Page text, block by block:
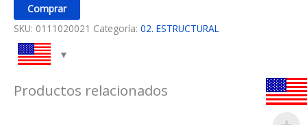
Comprar
SKU: 0111020021 Categoría: 02. ESTRUCTURAL
Productos relacionados